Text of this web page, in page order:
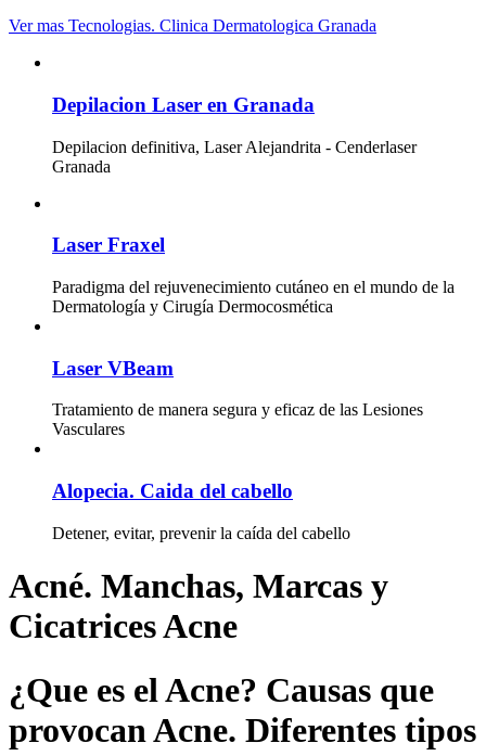
Ver mas Tecnologias. Clinica Dermatologica Granada
Depilacion Laser en Granada
Depilacion definitiva, Laser Alejandrita - Cenderlaser
Granada
Laser Fraxel
Paradigma del rejuvenecimiento cutáneo en el mundo de la
Dermatología y Cirugía Dermocosmética
Laser VBeam
Tratamiento de manera segura y eficaz de las Lesiones
Vasculares
Alopecia. Caida del cabello
Detener, evitar, prevenir la caída del cabello
Acné. Manchas, Marcas y
Cicatrices Acne
¿Que es el Acne? Causas que
provocan Acne. Diferentes tipos